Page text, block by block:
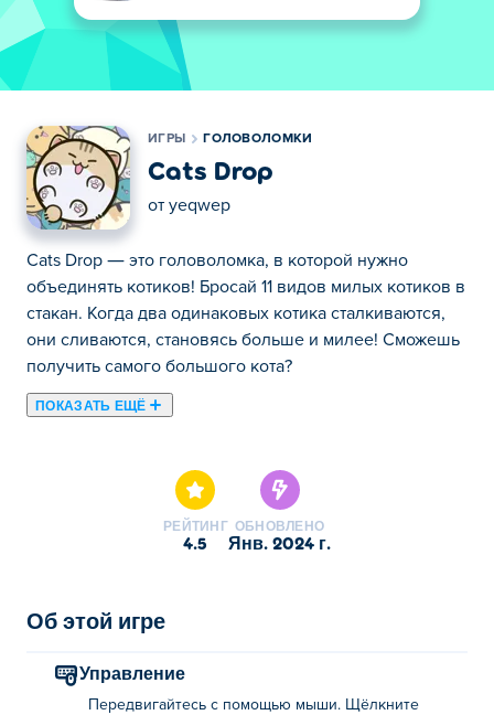
ИГРЫ ГОЛОВОЛОМКИ
Cats Drop
от yeqwep
Cats Drop — это головоломка, в которой нужно
объединять котиков! Бросай 11 видов милых котиков в
стакан. Когда два одинаковых котика сталкиваются,
они сливаются, становясь больше и милее! Сможешь
получить самого большого кота?
ПОКАЗАТЬ ЕЩЁ
Ваша миссия проста: создать самую большую кошку
на свете! Эти милые коты разных цветов и размеров
неожиданно упадут в мерную чашку, поэтому вам
они сливаются в еще более крупных. Чем больше вы
Сможете ли вы поймать самого большого кота,
прежде чем мерный стаканчик переполнится?
РЕЙТИНГ
4.5
ОБНОВЛЕНО
янв. 2024 г.
Об этой игре
Управление
Передвигайтесь с помощью мыши. Щёлкните